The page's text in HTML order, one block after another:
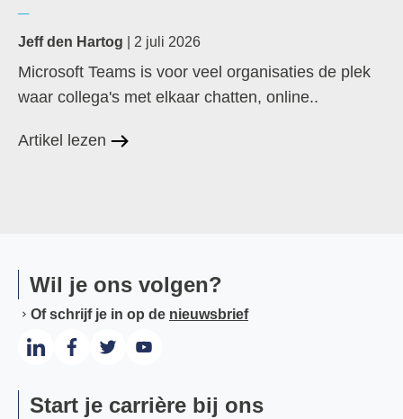
Jeff den Hartog | 2 juli 2026
Microsoft Teams is voor veel organisaties de plek
waar collega's met elkaar chatten, online..
Artikel lezen
Wil je ons volgen?
Of schrijf je in op de nieuwsbrief
Start je carrière bij ons